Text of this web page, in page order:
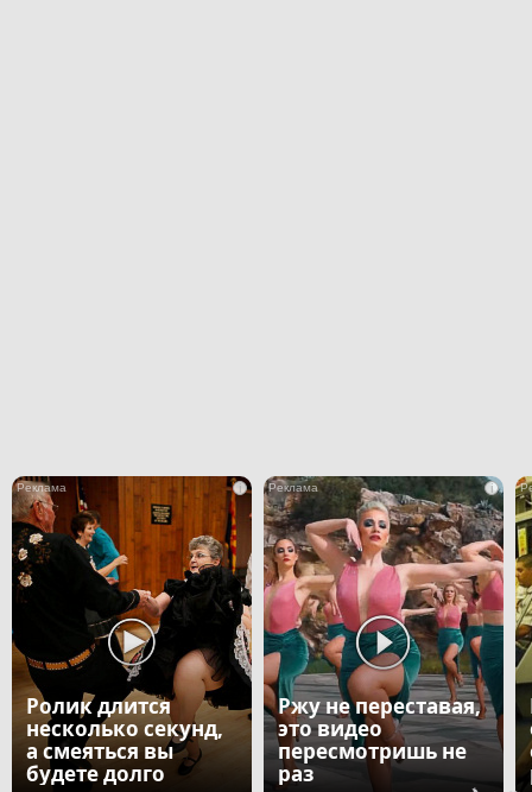
i
Ролик длится
несколько секунд,
а смеяться вы
будете долго
i
Ржу не переставая,
это видео
пересмотришь не
раз